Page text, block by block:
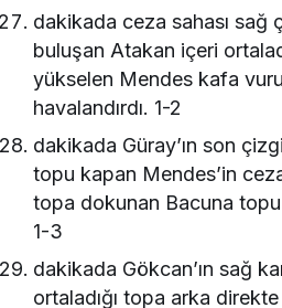
dakikada ceza sahası sağ
buluşan Atakan içeri
yükselen Mendes kafa
havalandırdı. 1-2
dakikada Güray’ın son
topu kapan Mendes’in
topa dokunan Bacuna
1-3
dakikada Gökcan’ın sağ
ortaladığı topa arka